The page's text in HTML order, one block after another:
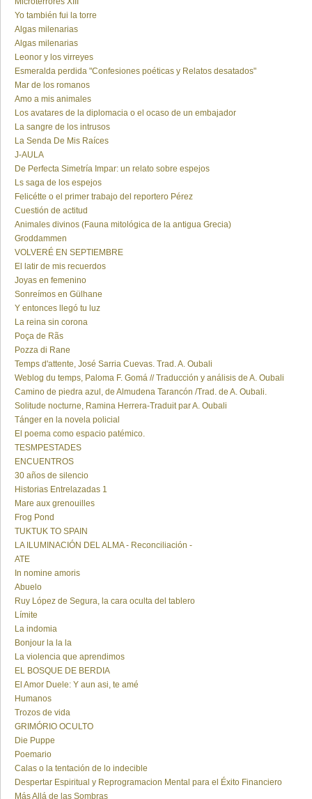
Yo también fui la torre
Algas milenarias
Algas milenarias
Leonor y los virreyes
Esmeralda perdida "Confesiones poéticas y Relatos desatados"
Mar de los romanos
Amo a mis animales
Los avatares de la diplomacia o el ocaso de un embajador
La sangre de los intrusos
La Senda De Mis Raíces
J-AULA
De Perfecta Simetría Impar: un relato sobre espejos
Ls saga de los espejos
Felicétte o el primer trabajo del reportero Pérez
Cuestión de actitud
Animales divinos (Fauna mitológica de la antigua Grecia)
Groddammen
VOLVERÉ EN SEPTIEMBRE
El latir de mis recuerdos
Joyas en femenino
Sonreímos en Gülhane
Y entonces llegó tu luz
La reina sin corona
Poça de Rãs
Pozza di Rane
Temps d'attente, José Sarria Cuevas. Trad. A. Oubali
Weblog du temps, Paloma F. Gomá // Traducción y análisis de A. Oubali
Camino de piedra azul, de Almudena Tarancón /Trad. de A. Oubali.
Solitude nocturne, Ramina Herrera-Traduit par A. Oubali
Tánger en la novela policial
El poema como espacio patémico.
TESMPESTADES
ENCUENTROS
30 años de silencio
Historias Entrelazadas 1
Mare aux grenouilles
Frog Pond
TUKTUK TO SPAIN
LA ILUMINACIÓN DEL ALMA - Reconciliación -
ATE
In nomine amoris
Abuelo
Ruy López de Segura, la cara oculta del tablero
Límite
La indomia
Bonjour la la la
La violencia que aprendimos
EL BOSQUE DE BERDIA
El Amor Duele: Y aun asi, te amé
Humanos
Trozos de vida
GRIMÓRIO OCULTO
Die Puppe
Poemario
Calas o la tentación de lo indecible
Despertar Espiritual y Reprogramacion Mental para el Éxito Financiero
Más Allá de las Sombras